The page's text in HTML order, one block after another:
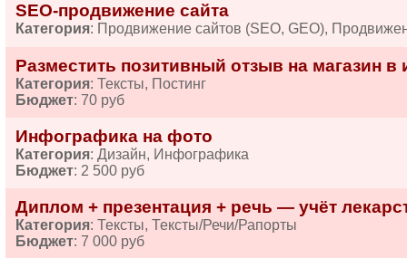
SEO-продвижение сайта
Категория: Продвижение сайтов (SEO, GEO),
Разместить позитивный отзыв на магазин в
Категория: Тексты, Постинг
Бюджет: 70 руб
Инфографика на фото
Категория: Дизайн, Инфографика
Бюджет: 2 500 руб
Диплом + презентация + речь — учёт
Категория: Тексты, Тексты/Речи/Рапорты
Бюджет: 7 000 руб